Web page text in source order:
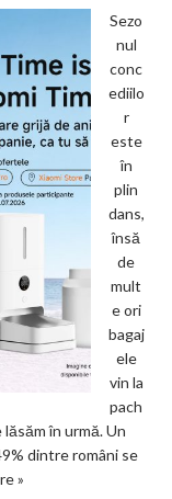
Sezo
nul
conc
ediilo
r
este
în
plin
dans,
însă
de
mult
e ori
bagaj
ele
vin la
pach
în urmă. Un
dintre români se
»